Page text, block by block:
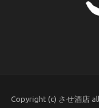
Copyright (c) させ酒店